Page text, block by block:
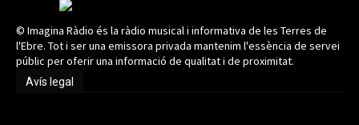
© Imagina Ràdio és la ràdio musical i informativa de les Terres de
l'Ebre. Tot i ser una emissora privada mantenim l'essència de servei
públic per oferir una informació de qualitat i de proximitat.
Avís legal